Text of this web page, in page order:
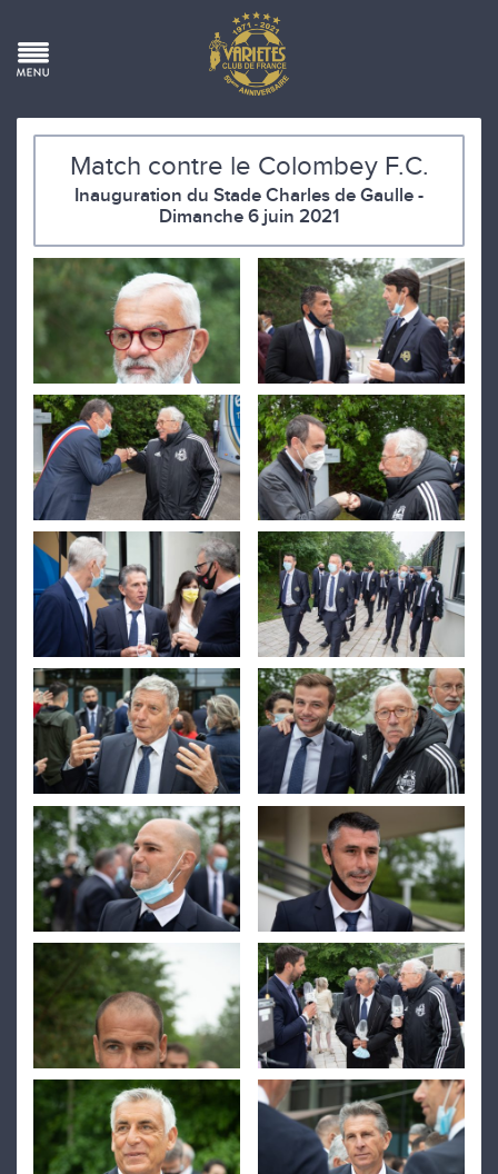
Match contre le Colombey F.C.
Inauguration du Stade Charles de Gaulle -
Dimanche 6 juin 2021